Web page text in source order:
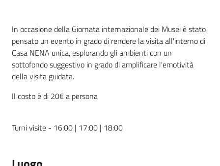
Cos'è
In occasione della Giornata internazionale dei Musei è stato
pensato un evento in grado di rendere la visita all'interno di
Casa NENA unica, esplorando gli ambienti con un
sottofondo suggestivo in grado di amplificare l'emotività
della visita guidata.
Il costo è di 20€ a persona
Turni visite - 16:00 | 17:00 | 18:00